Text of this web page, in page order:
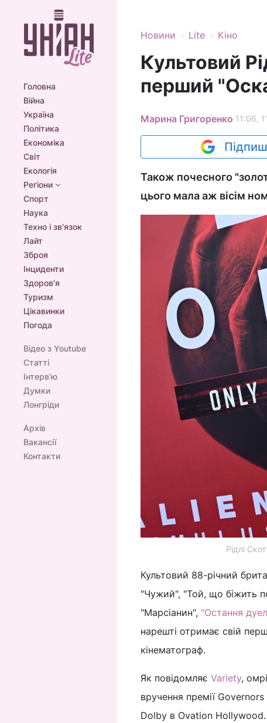
Головна
Війна
Україна
Політика
Економіка
Світ
Екологія
Регіони
Спорт
Наука
Техно і зв'язок
Лайт
Зброя
Інциденти
Здоров'я
Туризм
Цікавинки
Погода
Відео з Youtube
Статті
Інтерв'ю
Думки
Лонгріди
Архів
Вакансії
Контакти
Новини › Lite › Кіно
Культовий
перший
Марина Григоренко 11:06,
Також почесного
цього мала аж вісім
Рідлі
Культовий 88-річний
"Чужий", "Той, що біжить
"Марсіанин", "Остання
нарешті отримає свій
кінематограф.
Як повідомляє Variety,
вручення премії
Dolby в Ovation Hollywood.